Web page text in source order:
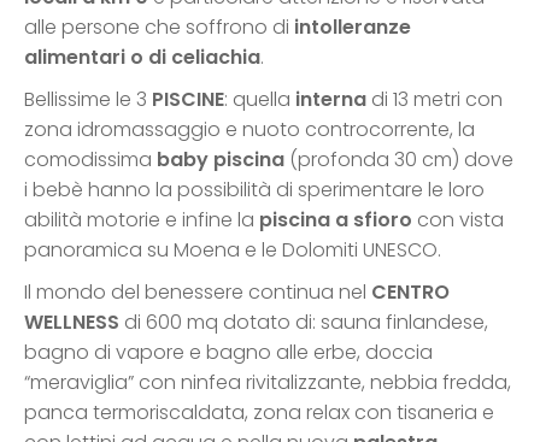
alle persone che soffrono di intolleranze
alimentari o di celiachia.
Bellissime le 3 PISCINE: quella interna di 13 metri con
zona idromassaggio e nuoto controcorrente, la
comodissima baby piscina (profonda 30 cm) dove
i bebè hanno la possibilità di sperimentare le loro
abilità motorie e infine la piscina a sfioro con vista
panoramica su Moena e le Dolomiti UNESCO.
Il mondo del benessere continua nel CENTRO
WELLNESS di 600 mq dotato di: sauna finlandese,
bagno di vapore e bagno alle erbe, doccia
“meraviglia” con ninfea rivitalizzante, nebbia fredda,
panca termoriscaldata, zona relax con tisaneria e